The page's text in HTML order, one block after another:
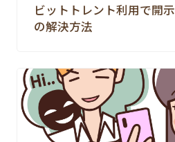
ビットトレント利用で開
の解決方法